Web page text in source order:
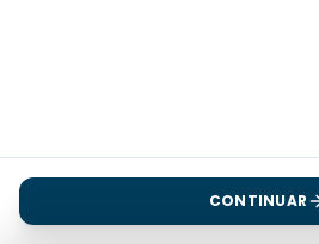
CONTINUAR